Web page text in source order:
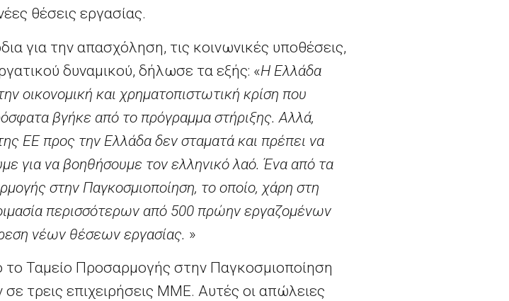
θέσεις εργασίας.
για την απασχόληση, τις κοινωνικές υποθέσεις,
δυναμικού, δήλωσε τα εξής: «Η Ελλάδα
οικονομική και χρηματοπιστωτική κρίση που
βγήκε από το πρόγραμμα στήριξης. Αλλά,
ΕΕ προς την Ελλάδα δεν σταματά και πρέπει να
για να βοηθήσουμε τον ελληνικό λαό. Ένα από τα
στην Παγκοσμιοποίηση, το οποίο, χάρη στη
περισσότερων από 500 πρώην εργαζομένων
νέων θέσεων εργασίας. »
Ταμείο Προσαρμογής στην Παγκοσμιοποίηση
τρεις επιχειρήσεις ΜΜΕ. Αυτές οι απώλειες